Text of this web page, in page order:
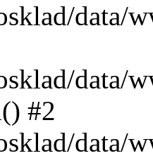
data/
data/
#2
data/